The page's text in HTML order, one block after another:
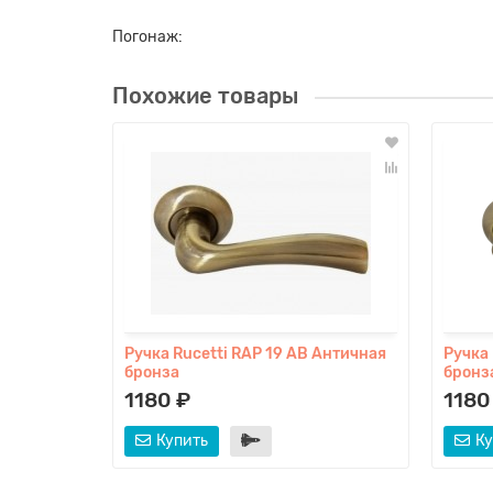
Погонаж:
Похожие товары
Ручка Rucetti RAP 19 AB Античная
бронза
1180 ₽
Купить